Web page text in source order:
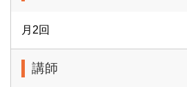
月2回
講師